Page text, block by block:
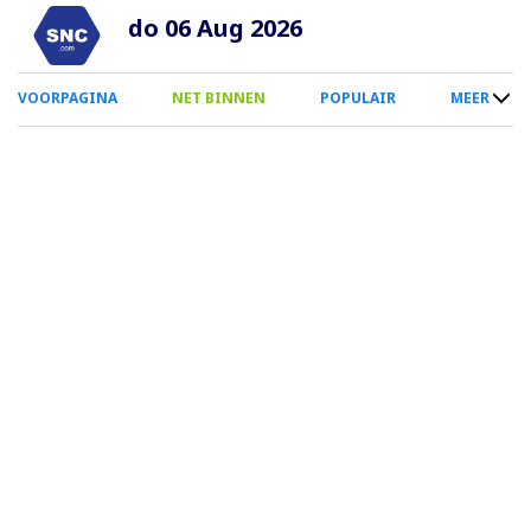
Overslaan
naar
inhoud
do 06 Aug 2026
0
Smartphone
VOORPAGINA NET BINNEN POPULAIR MEER